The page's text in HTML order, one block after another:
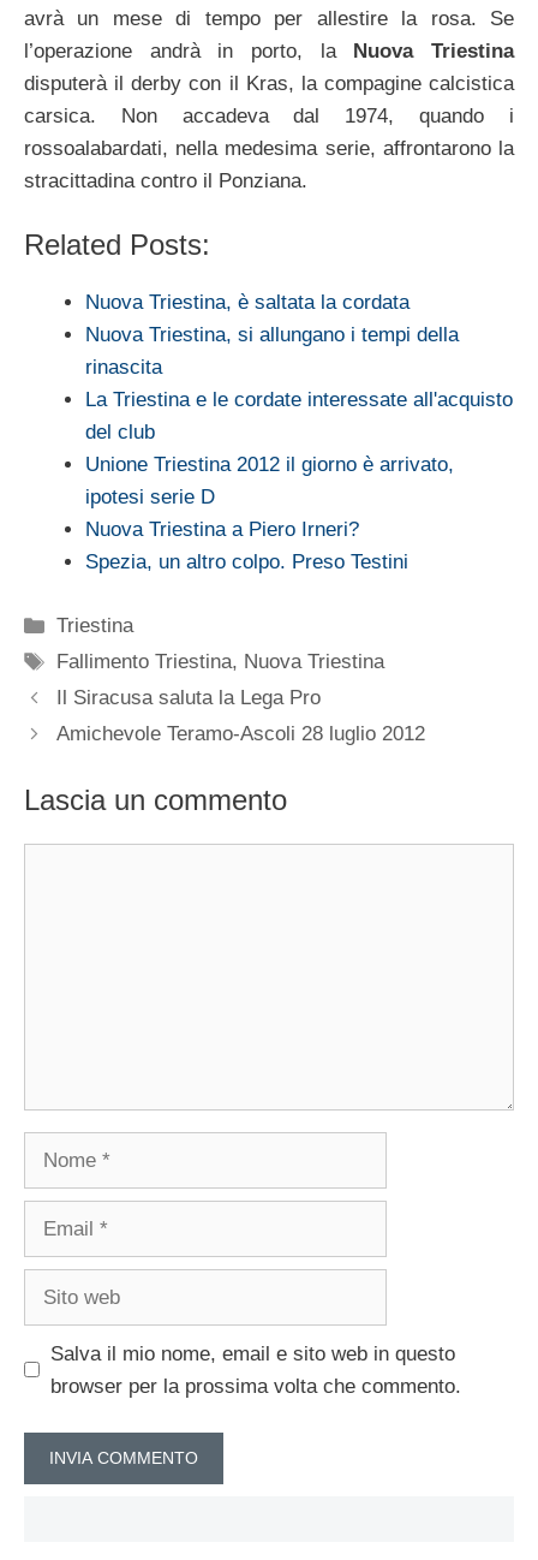
avrà un mese di tempo per allestire la rosa. Se
l’operazione andrà in porto, la
Nuova Triestina
disputerà il derby con il Kras, la compagine calcistica
carsica. Non accadeva dal 1974, quando i
rossoalabardati, nella medesima serie, affrontarono la
stracittadina contro il Ponziana.
Related Posts:
Nuova Triestina, è saltata la cordata
Nuova Triestina, si allungano i tempi della
rinascita
La Triestina e le cordate interessate all'acquisto
del club
Unione Triestina 2012 il giorno è arrivato,
ipotesi serie D
Nuova Triestina a Piero Irneri?
Spezia, un altro colpo. Preso Testini
Categorie
Triestina
Tag
Fallimento Triestina, Nuova Triestina
Il Siracusa saluta la Lega Pro
Amichevole Teramo-Ascoli 28 luglio 2012
Lascia un commento
Nome
Email
Sito
Salva il mio nome, email e sito web in questo
browser per la prossima volta che commento.